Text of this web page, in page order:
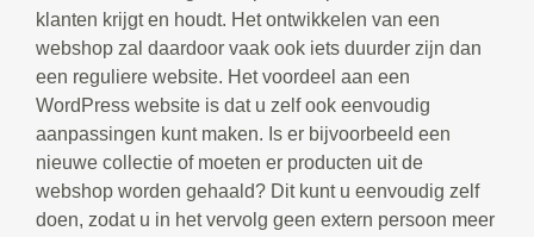
klanten krijgt en houdt. Het ontwikkelen van een
webshop zal daardoor vaak ook iets duurder zijn dan
een reguliere website. Het voordeel aan een
WordPress website is dat u zelf ook eenvoudig
aanpassingen kunt maken. Is er bijvoorbeeld een
nieuwe collectie of moeten er producten uit de
webshop worden gehaald? Dit kunt u eenvoudig zelf
doen, zodat u in het vervolg geen extern persoon meer